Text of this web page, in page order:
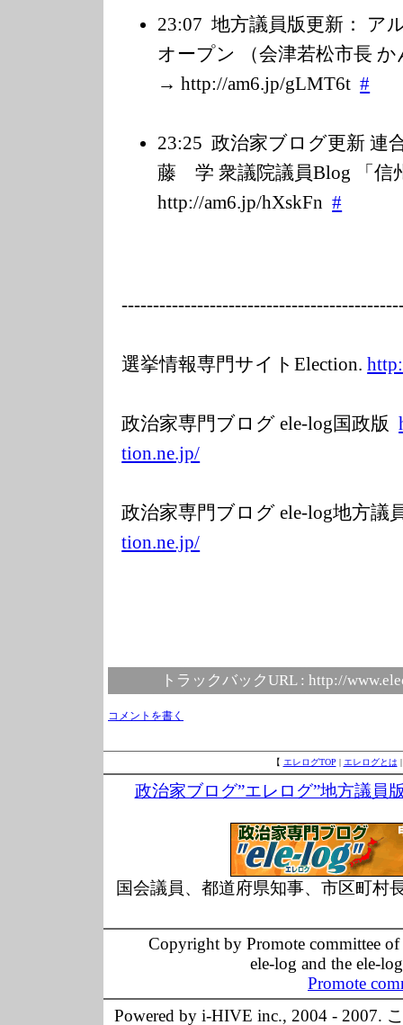
23:07 地方議員版更新： ア
オープン （会津若松市長
→ http://am6.jp/gLMT6t #
23:25 政治家ブログ更新 連
藤 学 衆議院議員Blog 「信
http://am6.jp/hXskFn #
---------------------------------------
選挙情報専門サイトElection.
政治家専門ブログ ele-log国政版
tion.ne.jp/
政治家専門ブログ ele-log地方議
tion.ne.jp/
トラックバックURL : http://
コメントを書く
【 エレログTOP | エレログとは
政治家ブログ”エレログ”地方議員
国会議員、都道府県知事、市区町村
Copyright by Promote committee
ele-log and the ele-
Promote
Powered by i-HIVE inc., 2004 - 2007.